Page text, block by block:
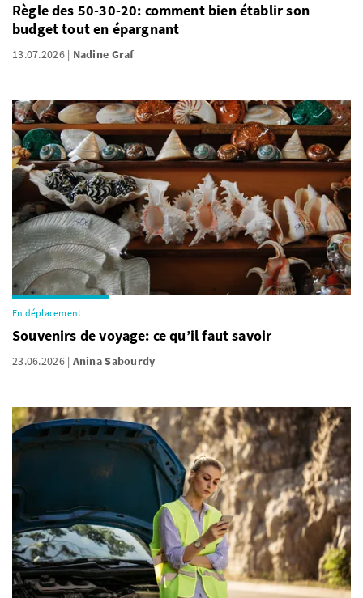
Règle des 50-30-20: comment bien établir son
budget tout en épargnant
13.07.2026 Nadine Graf
En déplacement
Souvenirs de voyage: ce qu’il faut savoir
23.06.2026 Anina Sabourdy